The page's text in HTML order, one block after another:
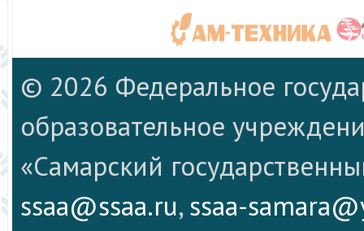
© 2026 Федеральное
образовательное
«Самарский
ssaa@ssaa.ru, ssaa-